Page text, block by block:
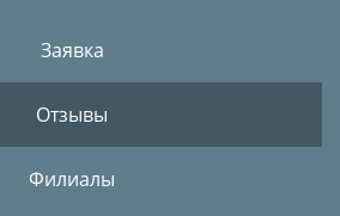
Заявка
Отзывы
Филиалы